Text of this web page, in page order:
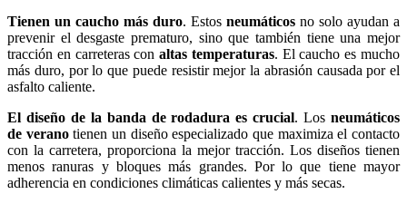
Tienen un caucho más duro. Estos neumáticos no solo ayudan a
prevenir el desgaste prematuro, sino que también tiene una mejor
tracción en carreteras conaltas temperaturas. El caucho es mucho
más duro, por lo que puede resistir mejor la abrasión causada por el
asfalto caliente.
El diseño de la banda de rodadura es crucial. Losneumáticos
de veranotienen un diseño especializado que maximiza el contacto
con la carretera, proporciona la mejor tracción. Los diseños tienen
menos ranuras y bloques más grandes. Por lo que tiene mayor
adherencia en condiciones climáticas calientes y más secas.